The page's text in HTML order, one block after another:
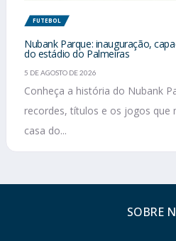
FUTEBOL
Nubank Parque: inauguração,
do estádio do Palmeiras
5 DE AGOSTO DE 2026
Conheça a história do Nubank
recordes, títulos e os jogos que
casa do...
SOBRE